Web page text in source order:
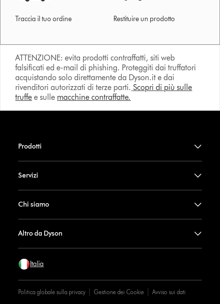
Traccia il tuo ordine Restituire un prodotto
ATTENZIONE: evita prodotti contraffatti, siti web
falsificati ed e-mail di phishing. Proteggiti dai truffatori
acquistando solo direttamente da Dyson.it e dai
rivenditori autorizzati di terze parti. Scopri di più sulle
truffe e sulle macchine contraffatte.
Prodotti
Servizi
Chi siamo
Altro da Dyson
Italia
Politica globale sulla privacy Gestione dei Cookie Avviso sui dati